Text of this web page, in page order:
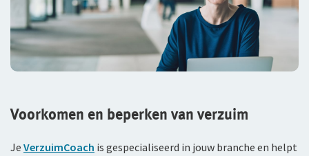
Voorkomen en beperken van verzuim
Je VerzuimCoach is gespecialiseerd in jouw branche en helpt